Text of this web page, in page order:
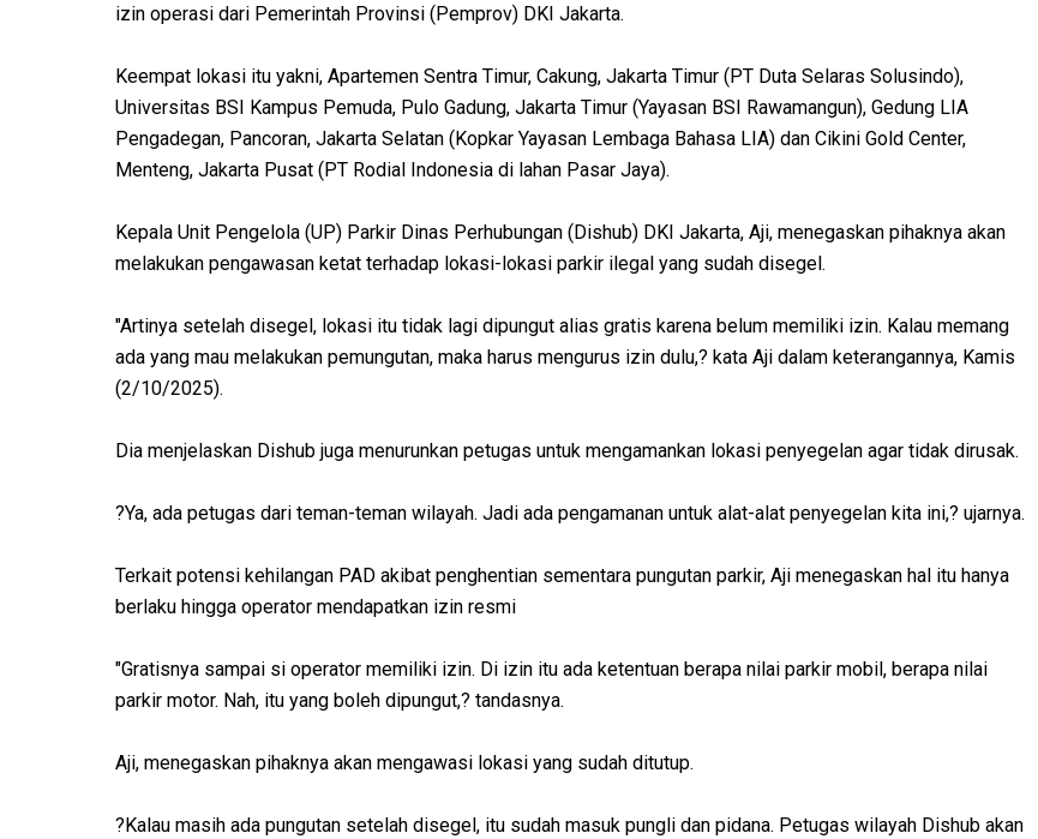
izin operasi dari Pemerintah Provinsi (Pemprov) DKI Jakarta.
Keempat lokasi itu yakni, Apartemen Sentra Timur, Cakung, Jakarta Timur (PT Duta Selaras Solusindo),
Universitas BSI Kampus Pemuda, Pulo Gadung, Jakarta Timur (Yayasan BSI Rawamangun), Gedung LIA
Pengadegan, Pancoran, Jakarta Selatan (Kopkar Yayasan Lembaga Bahasa LIA) dan Cikini Gold Center,
Menteng, Jakarta Pusat (PT Rodial Indonesia di lahan Pasar Jaya).
Kepala Unit Pengelola (UP) Parkir Dinas Perhubungan (Dishub) DKI Jakarta, Aji, menegaskan pihaknya akan
melakukan pengawasan ketat terhadap lokasi-lokasi parkir ilegal yang sudah disegel.
"Artinya setelah disegel, lokasi itu tidak lagi dipungut alias gratis karena belum memiliki izin. Kalau memang
ada yang mau melakukan pemungutan, maka harus mengurus izin dulu,? kata Aji dalam keterangannya, Kamis
(2/10/2025).
Dia menjelaskan Dishub juga menurunkan petugas untuk mengamankan lokasi penyegelan agar tidak dirusak.
?Ya, ada petugas dari teman-teman wilayah. Jadi ada pengamanan untuk alat-alat penyegelan kita ini,? ujarnya.
Terkait potensi kehilangan PAD akibat penghentian sementara pungutan parkir, Aji menegaskan hal itu hanya
berlaku hingga operator mendapatkan izin resmi
"Gratisnya sampai si operator memiliki izin. Di izin itu ada ketentuan berapa nilai parkir mobil, berapa nilai
parkir motor. Nah, itu yang boleh dipungut,? tandasnya.
Aji, menegaskan pihaknya akan mengawasi lokasi yang sudah ditutup.
?Kalau masih ada pungutan setelah disegel, itu sudah masuk pungli dan pidana. Petugas wilayah Dishub akan